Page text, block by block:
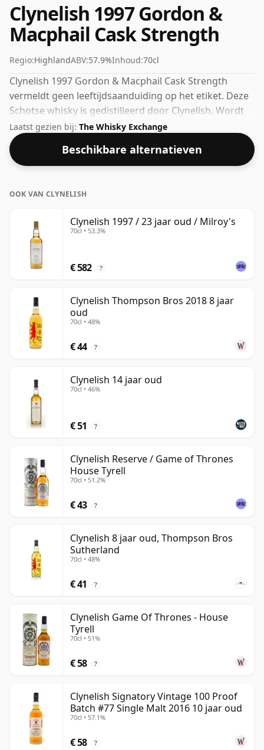
Clynelish 1997 Gordon &
Macphail Cask Strength
Regio:HighlandABV:57.9%Inhoud:70cl
Clynelish 1997 Gordon & Macphail Cask Strength
vermeldt geen leeftijdsaanduiding op het etiket. Deze
Schotse whisky is gedistilleerd door Clynelish. Wordt
geleverd in een standaardfles van 70 cl met een
afwijkende sterkte van 57,9%.
Laatst gezien bij: The Whisky Exchange
Beschikbare alternatieven
OOK VAN CLYNELISH
Clynelish 1997 / 23 jaar oud / Milroy's
70cl • 53.3%
€ 582 ?
Clynelish Thompson Bros 2018 8 jaar
oud
70cl • 48%
€ 44 ?
Clynelish 14 jaar oud
70cl • 46%
€ 51 ?
Clynelish Reserve / Game of Thrones
House Tyrell
70cl • 51.2%
€ 43 ?
Clynelish 8 jaar oud, Thompson Bros
Sutherland
70cl • 48%
€ 41 ?
Clynelish Game Of Thrones - House
Tyrell
70cl • 51%
€ 58 ?
Clynelish Signatory Vintage 100 Proof
Batch #77 Single Malt 2016 10 jaar oud
70cl • 57.1%
€ 58 ?